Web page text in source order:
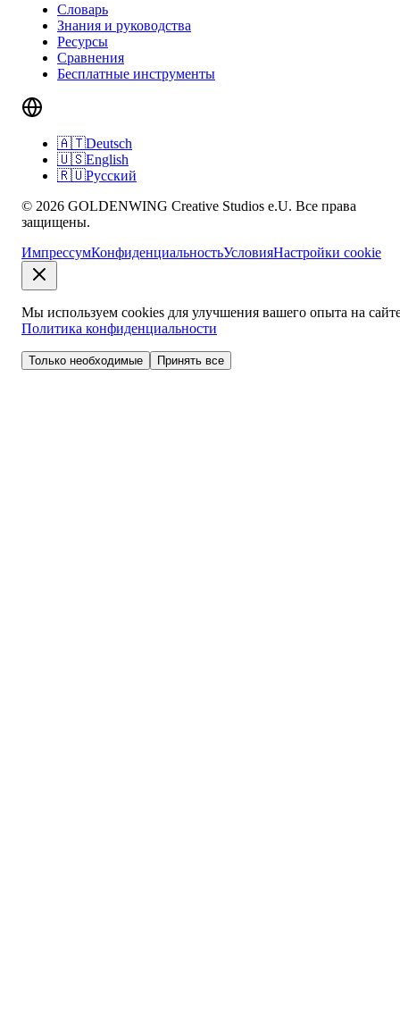
Словарь
Знания и руководства
Ресурсы
Сравнения
Бесплатные инструменты
🇦🇹Deutsch
🇺🇸English
🇷🇺Русский
© 2026 GOLDENWING Creative Studios e.U. Все права
защищены.
ИмпрессумКонфиденциальностьУсловияНастройки cookie
Мы используем cookies для улучшения вашего опыта на
Политика конфиденциальности
Только необходимые Принять все